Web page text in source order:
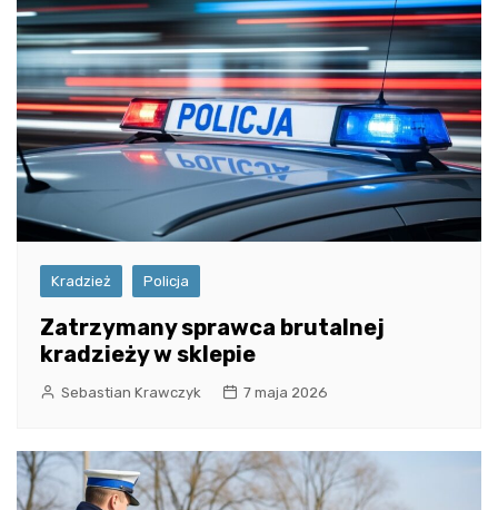
Kradzież Policja
Zatrzymany sprawca brutalnej
kradzieży w sklepie
Sebastian Krawczyk 7 maja 2026